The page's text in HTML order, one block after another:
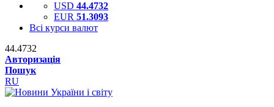
USD 44.4732
EUR 51.3093
Всі курси валют
44.4732
Авторизація
Пошук
RU